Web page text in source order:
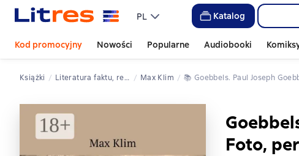
PL Katalog
Kod promocyjny Nowości Popularne Audiobooki
Książki literatura faktu, reportaż, biografia Max Klim 📚 Goebbels. Paul Joseph
Foto,